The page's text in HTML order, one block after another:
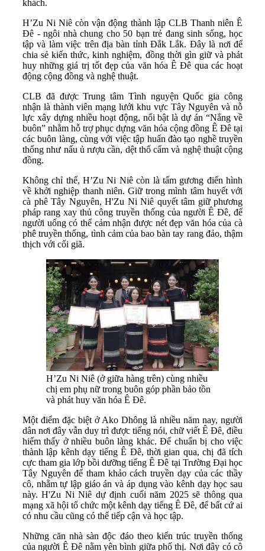
khách.
H’Zu Ni Niê còn vận động thành lập CLB Thanh niên Ê
Đê - ngôi nhà chung cho 50 bạn trẻ đang sinh sống, học
tập và làm việc trên địa bàn tỉnh Đắk Lắk. Đây là nơi để
chia sẻ kiến thức, kinh nghiệm, đồng thời gìn giữ và phát
huy những giá trị tốt đẹp của văn hóa Ê Đê qua các hoạt
động cộng đồng và nghệ thuật.
CLB đã được Trung tâm Tình nguyện Quốc gia công
nhận là thành viên mạng lưới khu vực Tây Nguyên và nỗ
lực xây dựng nhiều hoạt động, nổi bật là dự án “Nắng về
buôn” nhằm hỗ trợ phục dựng văn hóa cộng đồng Ê Đê tại
các buôn làng, cùng với việc tập huấn đào tạo nghề truyền
thống như nấu ủ rượu cần, dệt thổ cẩm và nghệ thuật cộng
đồng.
Không chỉ thế, H’Zu Ni Niê còn là tấm gương điển hình
về khởi nghiệp thanh niên. Giữ trong mình tâm huyết với
cà phê Tây Nguyên, H'Zu Ni Niê quyết tâm giữ phương
pháp rang xay thủ công truyền thống của người Ê Đê, để
người uống có thể cảm nhận được nét đẹp văn hóa của cà
phê truyền thống, tình cảm của bao bàn tay rang đảo, thậm
thịch với cối giã.
H’Zu Ni Niê (ở giữa hàng trên) cùng nhiều
chị em phụ nữ trong buôn góp phần bảo tồn
và phát huy văn hóa Ê Đê.
Một điểm đặc biệt ở Ako Dhông là nhiều năm nay, người
dân nơi đây vẫn duy trì được tiếng nói, chữ viết Ê Đê, điều
hiếm thấy ở nhiều buôn làng khác. Để chuẩn bị cho việc
thành lập kênh dạy tiếng Ê Đê, thời gian qua, chị đã tích
cực tham gia lớp bồi dưỡng tiếng Ê Đê tại Trường Đại học
Tây Nguyên để tham khảo cách truyền dạy của các thầy
cô, nhằm tự lập giáo án và áp dụng vào kênh dạy học sau
này. H'Zu Ni Niê dự định cuối năm 2025 sẽ thông qua
mạng xã hội tổ chức một kênh dạy tiếng Ê Đê, để bất cứ ai
có nhu cầu cũng có thể tiếp cận và học tập.
Những căn nhà sàn độc đáo theo kiến trúc truyền thống
của người Ê Đê nằm yên bình giữa phố thị. Nơi đây có cô